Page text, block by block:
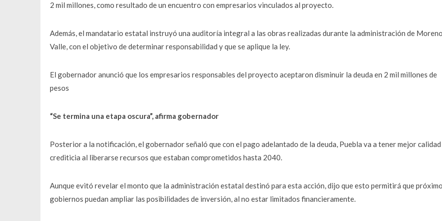
2 mil millones, como resultado de un encuentro con empresarios vinculados al proyecto.
Además, el mandatario estatal instruyó una auditoría integral a las obras realizadas durante la administración de Moreno
Valle, con el objetivo de determinar responsabilidad y que se aplique la ley.
El gobernador anunció que los empresarios responsables del proyecto aceptaron disminuir la deuda en 2 mil millones de
pesos
“Se termina una etapa oscura”, afirma gobernador
Posterior a la notificación, el gobernador señaló que con el pago adelantado de la deuda, Puebla va a tener mejor calidad
crediticia al liberarse recursos que estaban comprometidos hasta 2040.
Aunque evitó revelar el monto que la administración estatal destinó para esta acción, dijo que esto permitirá que
gobiernos puedan ampliar las posibilidades de inversión, al no estar limitados financieramente.